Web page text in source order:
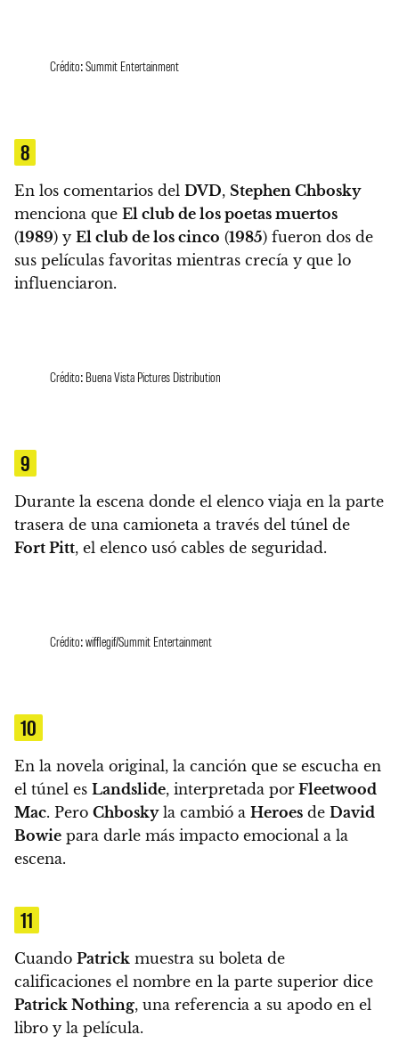
Crédito: Summit Entertainment
8
En los comentarios del DVD, Stephen Chbosky
menciona que El club de los poetas muertos
(1989) y El club de los cinco (1985) fueron dos de
sus películas favoritas mientras crecía y que lo
influenciaron.
Crédito: Buena Vista Pictures Distribution
9
Durante la escena donde el elenco viaja en la parte
trasera de una camioneta a través del túnel de
Fort Pitt, el elenco usó cables de seguridad.
Crédito: wifflegif/Summit Entertainment
10
En la novela original, la canción que se escucha en
el túnel es Landslide, interpretada por Fleetwood
Mac. Pero Chbosky la cambió a Heroes de David
Bowie para darle más impacto emocional a la
escena.
11
Cuando Patrick muestra su boleta de
calificaciones el nombre en la parte superior dice
Patrick Nothing, una referencia a su apodo en el
libro y la película.